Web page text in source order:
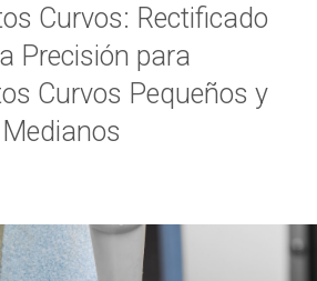
Curvos: Rectificado
Precisión para
Curvos Pequeños y
Medianos